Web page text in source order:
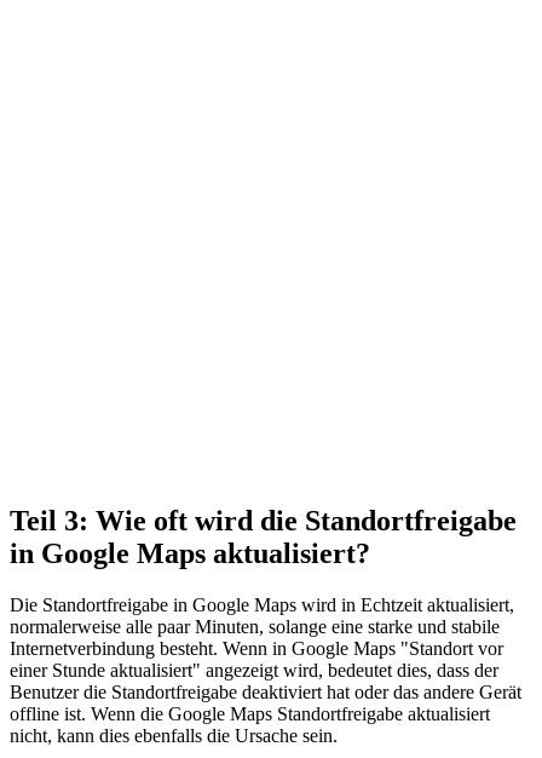
Teil 3: Wie oft wird die Standortfreigabe
in Google Maps aktualisiert?
Die Standortfreigabe in Google Maps wird in Echtzeit aktualisiert,
normalerweise alle paar Minuten, solange eine starke und stabile
Internetverbindung besteht. Wenn in Google Maps "Standort vor
einer Stunde aktualisiert" angezeigt wird, bedeutet dies, dass der
Benutzer die Standortfreigabe deaktiviert hat oder das andere Gerät
offline ist. Wenn die Google Maps Standortfreigabe aktualisiert
nicht, kann dies ebenfalls die Ursache sein.